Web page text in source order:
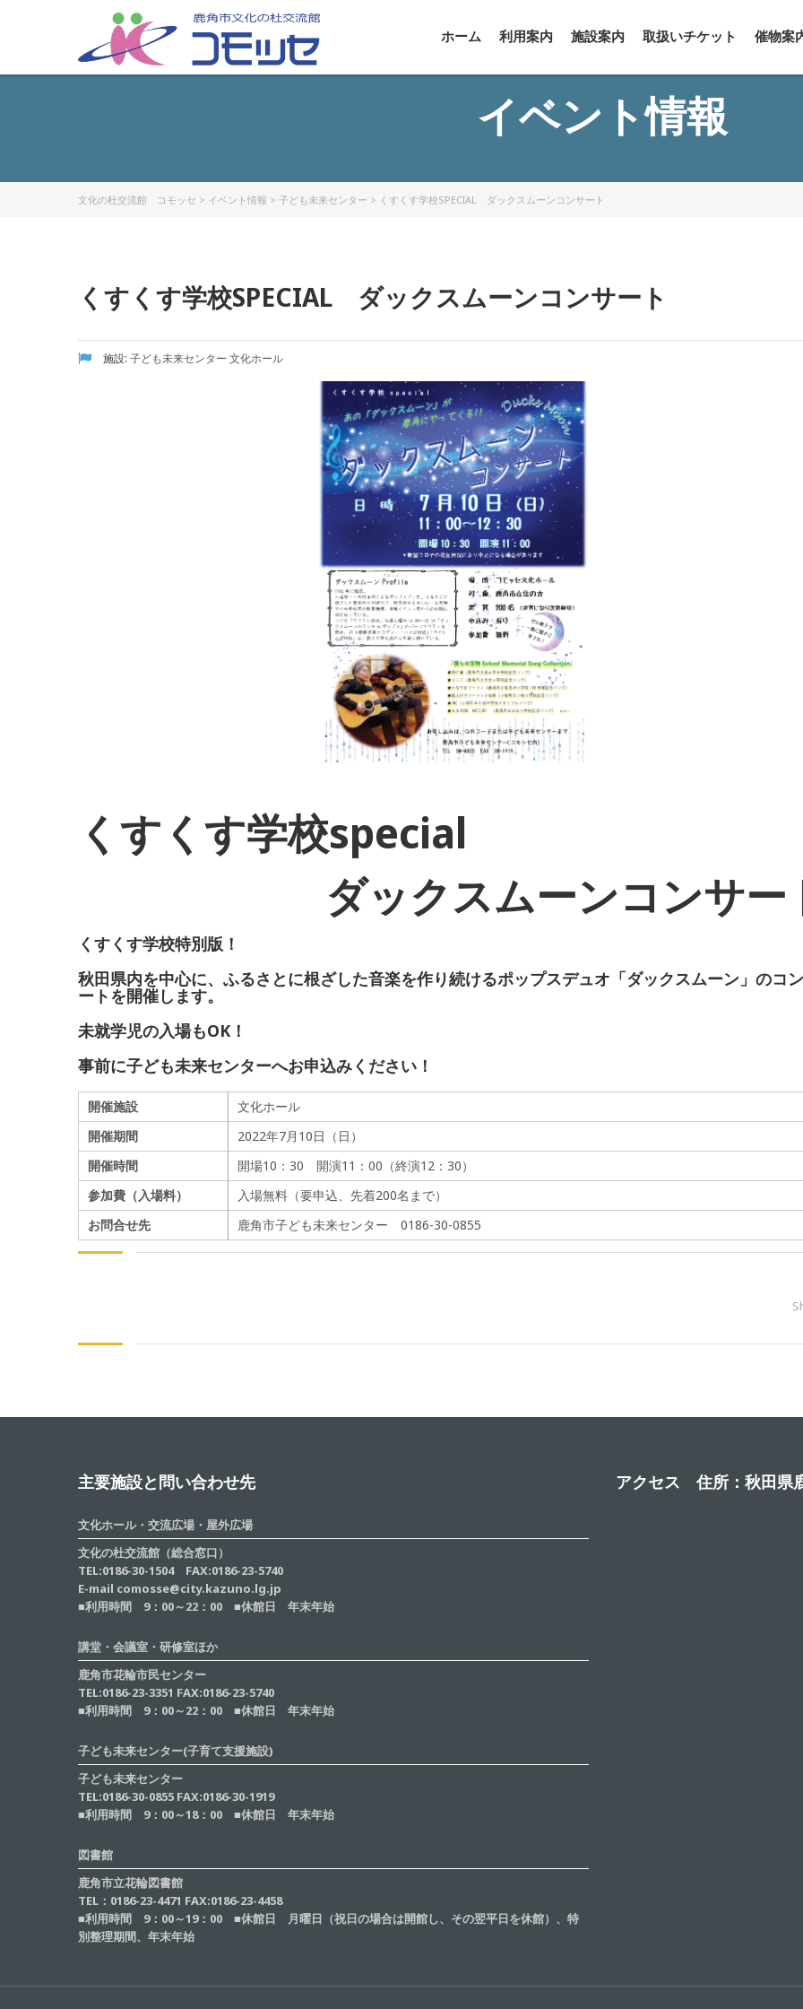
ホーム 利用案内 施設案内 取扱いチケット 催物案
イベント情報
文化の杜交流館 コモッセ > イベント情報 > 子ども未来センター > くすくす学校SPECIAL ダックスムーンコンサート
くすくす学校SPECIAL ダックスムーンコンサート
施設: 子ども未来センター 文化ホール
くすくす学校special
ダックスムーンコンサー
くすくす学校特別版！
秋田県内を中心に、ふるさとに根ざした音楽を作り続けるポップスデュオ「ダックスムーン」のコ
ートを開催します。
未就学児の入場もOK！
事前に子ども未来センターへお申込みください！
開催施設
文化ホール
開催期間
2022年7月10日（日）
開催時間
開場10：30 開演11：00（終演12：30）
参加費（入場料）
入場無料（要申込、先着200名まで）
お問合せ先
鹿角市子ども未来センター 0186-30-0855
主要施設と問い合わせ先
文化ホール・交流広場・屋外広場
文化の杜交流館（総合窓口）
TEL:0186-30-1504 FAX:0186-23-5740
E-mail comosse@city.kazuno.lg.jp
■利用時間 9：00～22：00 ■休館日 年末年始
講堂・会議室・研修室ほか
鹿角市花輪市民センター
TEL:0186-23-3351 FAX:0186-23-5740
■利用時間 9：00～22：00 ■休館日 年末年始
子ども未来センター(子育て支援施設)
子ども未来センター
TEL:0186-30-0855 FAX:0186-30-1919
■利用時間 9：00～18：00 ■休館日 年末年始
図書館
鹿角市立花輪図書館
TEL：0186-23-4471 FAX:0186-23-4458
■利用時間 9：00～19：00 ■休館日 月曜日（祝日の場合は開館し、その翌平日を休館）、特
別整理期間、年末年始
アクセス 住所：秋田県